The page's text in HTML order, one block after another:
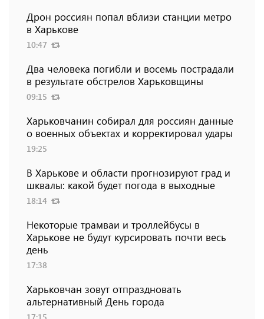
Дрон россиян попал вблизи станции метро
в Харькове
10:47
Два человека погибли и восемь пострадали
в результате обстрелов Харьковщины
09:15
Харьковчанин собирал для россиян данные
о военных объектах и ​​корректировал удары
19:25
В Харькове и области прогнозируют град и
шквалы: какой будет погода в выходные
18:14
Некоторые трамваи и троллейбусы в
Харькове не будут курсировать почти весь
день
17:38
Харьковчан зовут отпраздновать
альтернативный День города